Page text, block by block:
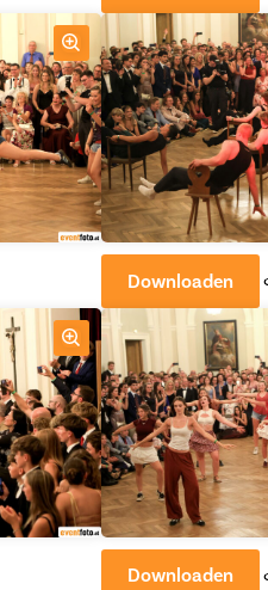
Downloaden
Downloaden